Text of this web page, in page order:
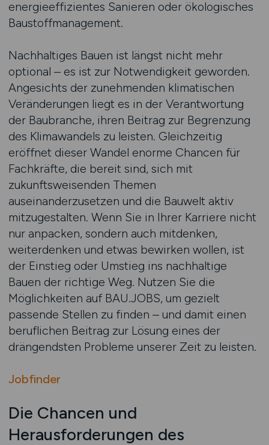
energieeffizientes Sanieren oder ökologisches
Baustoffmanagement.
Nachhaltiges Bauen ist längst nicht mehr
optional – es ist zur Notwendigkeit geworden.
Angesichts der zunehmenden klimatischen
Veränderungen liegt es in der Verantwortung
der Baubranche, ihren Beitrag zur Begrenzung
des Klimawandels zu leisten. Gleichzeitig
eröffnet dieser Wandel enorme Chancen für
Fachkräfte, die bereit sind, sich mit
zukunftsweisenden Themen
auseinanderzusetzen und die Bauwelt aktiv
mitzugestalten. Wenn Sie in Ihrer Karriere nicht
nur anpacken, sondern auch mitdenken,
weiterdenken und etwas bewirken wollen, ist
der Einstieg oder Umstieg ins nachhaltige
Bauen der richtige Weg. Nutzen Sie die
Möglichkeiten auf BAU.JOBS, um gezielt
passende Stellen zu finden – und damit einen
beruflichen Beitrag zur Lösung eines der
drängendsten Probleme unserer Zeit zu leisten.
Jobfinder
Die Chancen und
Herausforderungen des